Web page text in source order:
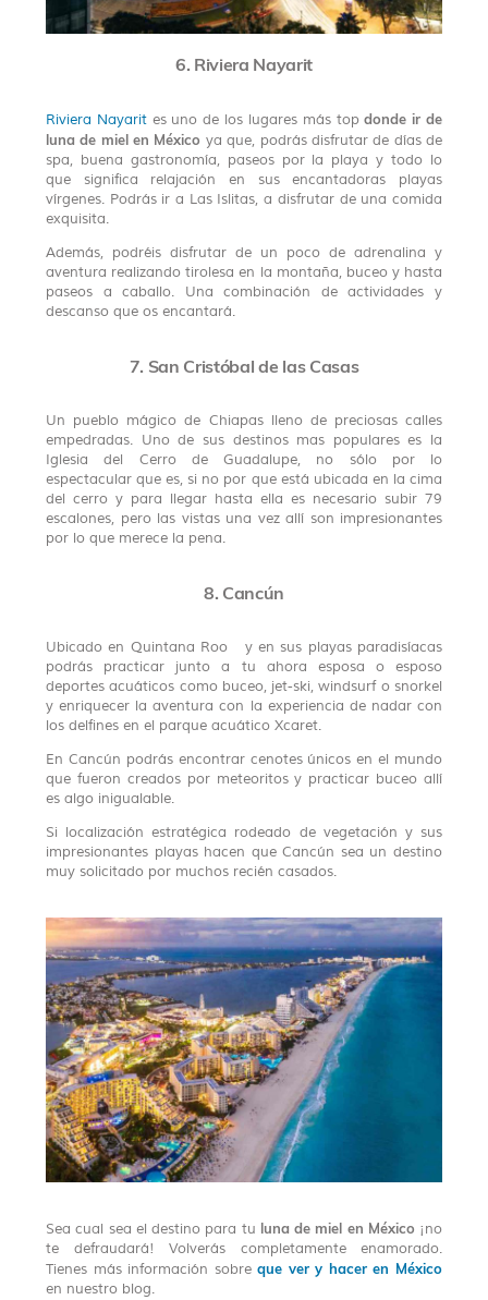
6. Riviera Nayarit
Riviera Nayarites uno de los lugares más topdonde ir de
luna de miel en México ya que, podrás disfrutar de días de
spa, buena gastronomía, paseos por la playa y todo lo
que significa relajación en sus encantadoras playas
vírgenes. Podrás ir a Las Islitas, a disfrutar de una comida
exquisita.
Además, podréis disfrutar de un poco de adrenalina y
aventura realizando tirolesa en la montaña, buceo y hasta
paseos a caballo. Una combinación de actividades y
descanso que os encantará.
7. San Cristóbal de las Casas
Un pueblo mágico de Chiapas lleno de preciosas calles
empedradas. Uno de sus destinos mas populares es la
Iglesia del Cerro de Guadalupe, no sólo por lo
espectacular que es, si no por que está ubicada en la cima
del cerro y para llegar hasta ella es necesario subir 79
escalones, pero las vistas una vez allí son impresionantes
por lo que merece la pena.
8. Cancún
Ubicado en Quintana Roo
y en sus playas paradisíacas
podrás practicar junto a tu ahora esposa o esposo
deportes acuáticos como buceo, jet-ski, windsurf o snorkel
y enriquecer la aventura con la experiencia de nadar con
los delfines en el parque acuático Xcaret.
En Cancún podrás encontrar cenotes únicos en el mundo
que fueron creados por meteoritos y practicar buceo allí
es algo inigualable.
Si localización estratégica rodeado de vegetación y sus
impresionantes playas hacen que Cancún sea un destino
muy solicitado por muchos recién casados.
Sea cual sea el destino para tu luna de miel en México ¡no
te defraudará! Volverás completamente enamorado.
Tienes más información sobreque ver y hacer en México
en nuestro blog.